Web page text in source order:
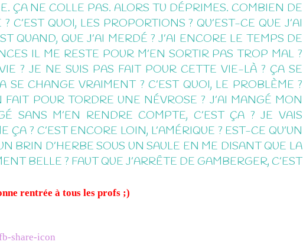
ÇA NE COLLE PAS. ALORS TU DÉPRIMES. COMBIEN DE
C’EST QUOI, LES PROPORTIONS ? QU’EST-CE QUE J’AI
QUAND, QUE J’AI MERDÉ ? J’AI ENCORE LE TEMPS DE
IL ME RESTE POUR M’EN SORTIR PAS TROP MAL ?
? JE NE SUIS PAS FAIT POUR CETTE VIE-LÀ ? ÇA SE
SE CHANGE VRAIMENT ? C’EST QUOI, LE PROBLÈME ?
POUR TORDRE UNE NÉVROSE ? J’AI MANGÉ MON
SANS M’EN RENDRE COMPTE, C’EST ÇA ? JE VAIS
? C’EST ENCORE LOIN, L’AMÉRIQUE ? EST-CE QU’UN
BRIN D’HERBE SOUS UN SAULE EN ME DISANT QUE LA
BELLE ? FAUT QUE J’ARRÊTE DE GAMBERGER, C’EST
rentrée à tous les profs ;)